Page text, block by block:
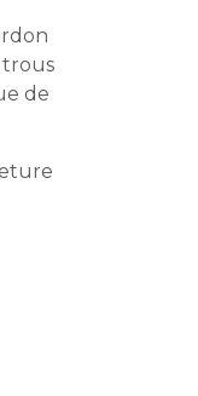
trous
de